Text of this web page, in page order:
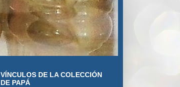
VÍNCULOS DE LA COLECCIÓN
DE PAPÁ